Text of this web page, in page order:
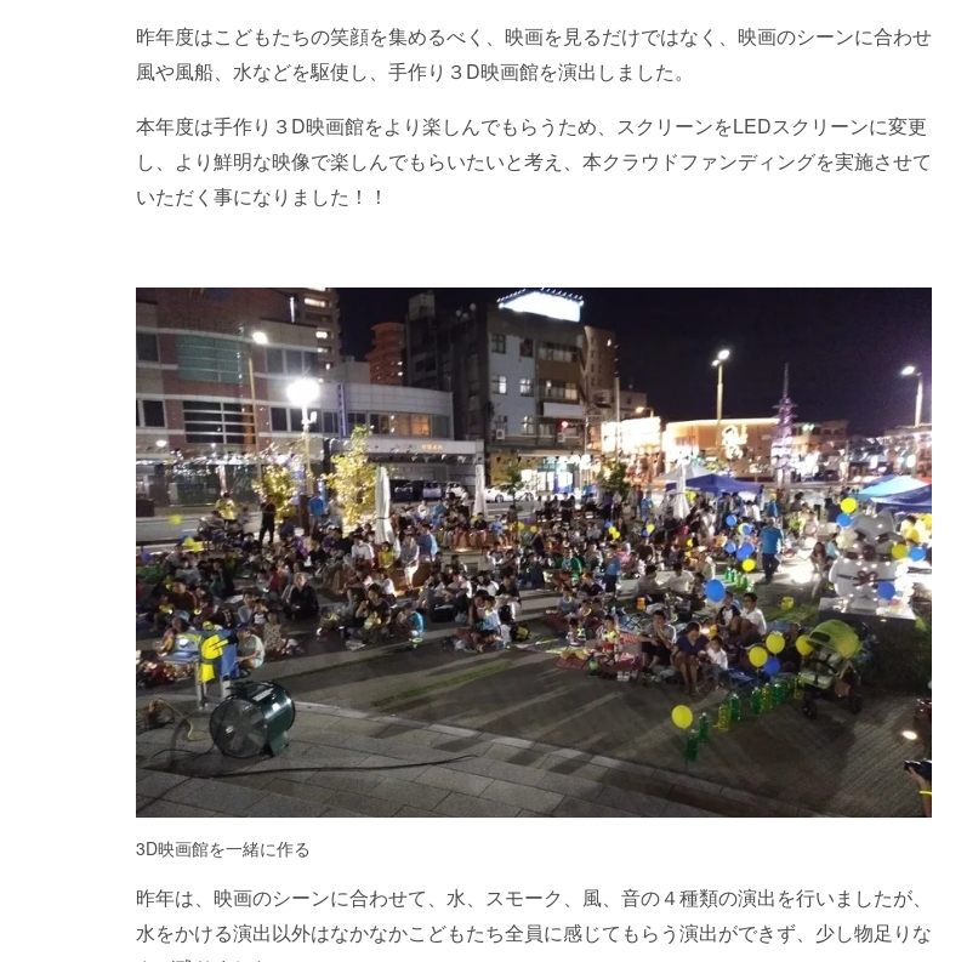
昨年度はこどもたちの笑顔を集めるべく、映画を見るだけではなく、映画のシーンに合わせ
風や風船、水などを駆使し、手作り３D映画館を演出しました。
本年度は手作り３D映画館をより楽しんでもらうため、スクリーンをLEDスクリーンに変更
し、より鮮明な映像で楽しんでもらいたいと考え、本クラウドファンディングを実施させて
いただく事になりました！！
3D映画館を一緒に作る
昨年は、映画のシーンに合わせて、水、スモーク、風、音の４種類の演出を行いましたが、
水をかける演出以外はなかなかこどもたち全員に感じてもらう演出ができず、少し物足りな